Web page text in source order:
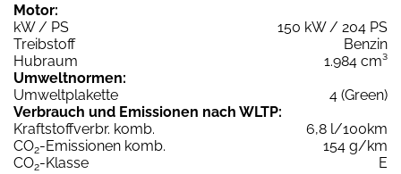
Motor:
kW / PS
150 kW / 204 PS
Treibstoff
Benzin
Hubraum
1.984 cm³
Umweltnormen:
Umweltplakette
4 (Green)
Verbrauch und Emissionen nach WLTP:
Kraftstoffverbr. komb.
6,8 l/100km
CO2-Emissionen komb.
154 g/km
CO2-Klasse
E